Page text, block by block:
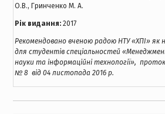
О.В., Гринченко М. А.
Рік видання:2017
Рекомендовано вченою радою НТУ «ХПІ» як
для студентів спеціальностей
науки та інформаційні технології»,
№ 8 від 04 листопада 2016 р.